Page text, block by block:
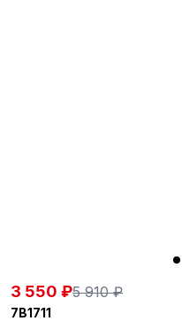
3 550 ₽5 910 ₽
7B1711